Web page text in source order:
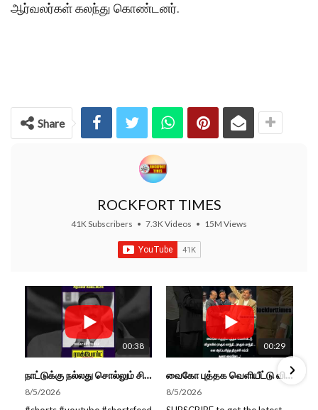
ஆர்வலர்கள் கலந்து கொண்டனர்.
Share
ROCKFORT TIMES
41K Subscribers • 7.3K Videos • 15M Views
00:38
நாட்டுக்கு நல்லது சொல்லும் சிறப்பான மேடைப்பேச்சு... #shorts #subscribe #video
8/5/2026
00:29
வைகோ புத்தக வெளியீட்டு விழாவில் ராகுல் காந்தி...ராகுல் காந்தி...என எம்பி துரை வைகோ... #shorts
8/5/2026